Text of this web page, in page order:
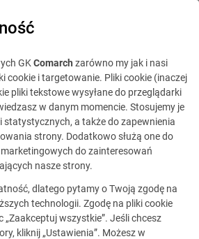
GKComarch zarówno my jak i nasi
cookie i targetowanie. Pliki cookie (inaczej
pliki tekstowe wysyłane do przeglądarki
w danym momencie. Stosujemy je
statystycznych, a także do zapewnienia
strony. Dodatkowo służą one do
do zainteresowań
nasze strony.
dlatego pytamy o Twoją zgodę na
technologii. Zgodę na pliki cookie
„Zaakceptuj wszystkie”. Jeśli chcesz
kliknij „Ustawienia”. Możesz w